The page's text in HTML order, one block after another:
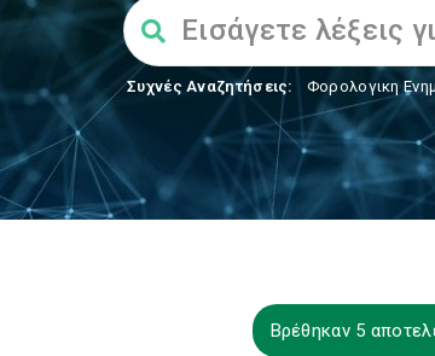
Συχνές Αναζητήσεις: Φορολογικη
Βρέθηκαν 5